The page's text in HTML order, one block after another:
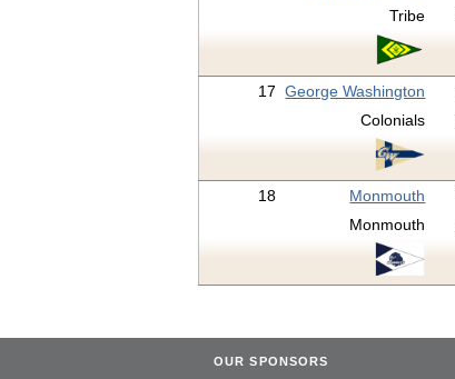
Tribe
17 George Washington
Colonials
18 Monmouth
Monmouth
OUR SPONSORS